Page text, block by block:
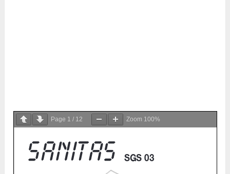
Page 1 / 12 Zoom 100%